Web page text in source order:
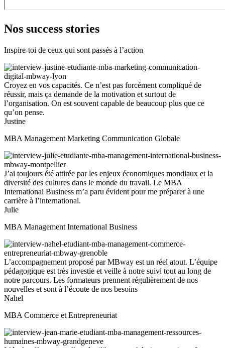
Nos success stories
Inspire-toi de ceux qui sont passés à l’action
Croyez en vos capacités. Ce n’est pas forcément compliqué de
réussir, mais ça demande de la motivation et surtout de
l’organisation. On est souvent capable de beaucoup plus que ce
qu’on pense.
Justine
MBA Management Marketing Communication Globale
J’ai toujours été attirée par les enjeux économiques mondiaux et la
diversité des cultures dans le monde du travail. Le MBA
International Business m’a paru évident pour me préparer à une
carrière à l’international.
Julie
MBA Management International Business
L’accompagnement proposé par MBway est un réel atout. L’équipe
pédagogique est très investie et veille à notre suivi tout au long de
notre parcours. Les formateurs prennent régulièrement de nos
nouvelles et sont à l’écoute de nos besoins
Nahel
MBA Commerce et Entrepreneuriat